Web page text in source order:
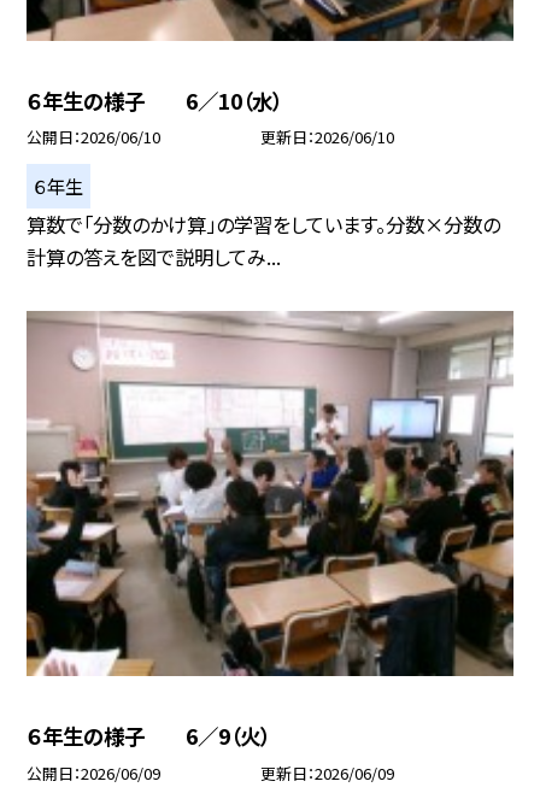
６年生の様子 6／10（水）
公開日 2026/06/10 更新日 2026/06/10
６年生
算数で「分数のかけ算」の学習をしています。分数×分数の
計算の答えを図で説明してみ...
６年生の様子 6／9（火）
公開日 2026/06/09 更新日 2026/06/09